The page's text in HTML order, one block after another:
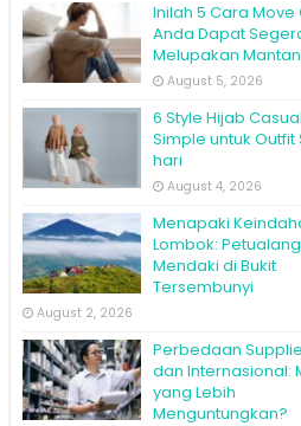
Inilah 5 Cara
Anda Dapat
Melupakan Mantan
August 5, 2026
6 Style Hijab
Simple untuk Outfit
hari
August 4, 2026
Menapaki
Lombok:
Mendaki di Bukit
Tersembunyi
August 2, 2026
Perbedaan
dan Internasional:
yang Lebih
Menguntungkan?